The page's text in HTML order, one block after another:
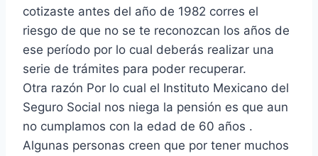
cotizaste antes del año de 1982 corres el
riesgo de que no se te reconozcan los años de
ese período por lo cual deberás realizar una
serie de trámites para poder recuperar.
Otra razón Por lo cual el Instituto Mexicano del
Seguro Social nos niega la pensión es que aun
no cumplamos con la edad de 60 años .
Algunas personas creen que por tener muchos